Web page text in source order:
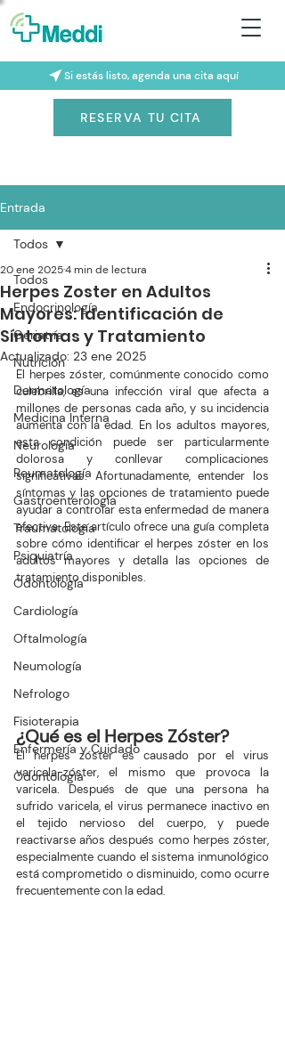
Si estás listo, agenda una cita aquí
RESERVA TU CITA
Entrada
Todos
Endocrinología
Geriatría
Nutrición
Dermatología
Medicina Interna
Neurología
Reumatología
Gastroenterología
Traumatología
Psiquiatría
Odontología
Cardiología
Oftalmología
Neumología
Nefrologo
Fisioterapia
Enfermería y Cuidado
Odontología
Todos
Herpes Zoster en Adultos
Mayores: Identificación de
Síntomas y Tratamiento
20 ene 20254 min de lectura
Actualizado: 23 ene 2025
El herpes zóster, comúnmente conocido como
culebrilla, es una infección viral que afecta a
millones de personas cada año, y su incidencia
aumenta con la edad. En los adultos mayores,
esta condición puede ser particularmente
dolorosa y conllevar complicaciones
significativas. Afortunadamente, entender los
síntomas y las opciones de tratamiento puede
ayudar a controlar esta enfermedad de manera
efectiva. Este artículo ofrece una guía completa
sobre cómo identificar el herpes zóster en los
adultos mayores y detalla las opciones de
tratamiento disponibles.
¿Qué es el Herpes Zóster?
El herpes zóster es causado por el virus
varicela-zóster, el mismo que provoca la
varicela. Después de que una persona ha
sufrido varicela, el virus permanece inactivo en
el tejido nervioso del cuerpo, y puede
reactivarse años después como herpes zóster,
especialmente cuando el sistema inmunológico
está comprometido o disminuido, como ocurre
frecuentemente con la edad.